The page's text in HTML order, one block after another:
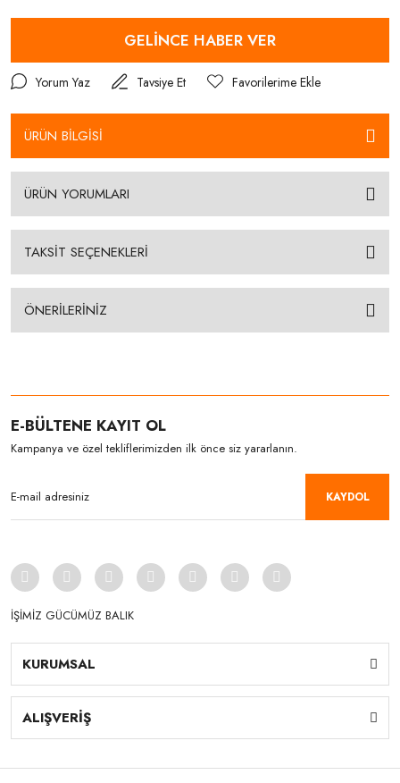
GELİNCE HABER VER
Yorum Yaz Tavsiye Et
ÜRÜN BİLGİSİ
ÜRÜN YORUMLARI
TAKSİT SEÇENEKLERİ
ÖNERİLERİNİZ
E-BÜLTENE KAYIT OL
Kampanya ve özel tekliflerimizden ilk önce siz yararlanın.
KAYDOL
İŞİMİZ GÜCÜMÜZ BALIK
KURUMSAL
ALIŞVERİŞ